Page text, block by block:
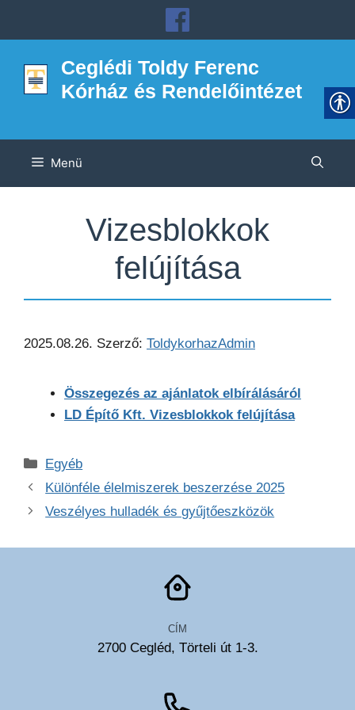
Ceglédi Toldy Ferenc
Kórház és Rendelőintézet
Menü
Vizesblokkok
felújítása
2025.08.26. Szerző: ToldykorhazAdmin
Összegezés az ajánlatok elbírálásáról
LD Építő Kft. Vizesblokkok felújítása
Kategória
Egyéb
Különféle élelmiszerek beszerzése 2025
Veszélyes hulladék és gyűjtőeszközök
CÍM
2700 Cegléd, Törteli út 1-3.